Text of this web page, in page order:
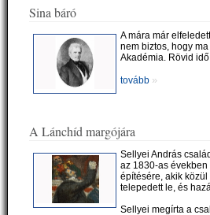
Sina báró
A mára már
nem biztos, hogy
Akadémia. Rövid
tovább »
A Lánchíd margójára
Sellyei András
az 1830-as
építésére, akik
telepedett le, és
Sellyei megírta a